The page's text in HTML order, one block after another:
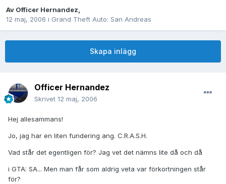
Av Officer Hernandez,
12 maj, 2006 i Grand Theft Auto: San Andreas
Skapa inlägg
Officer Hernandez
Skrivet 12 maj, 2006
Hej allesammans!
Jo, jag har en liten fundering ang. C.R.A.S.H.
Vad står det egentligen för? Jag vet det nämns lite då och då
i GTA: SA... Men man får som aldrig veta var förkortningen står
för?